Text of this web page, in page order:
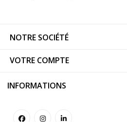
NOTRE SOCIÉTÉ
VOTRE COMPTE
INFORMATIONS